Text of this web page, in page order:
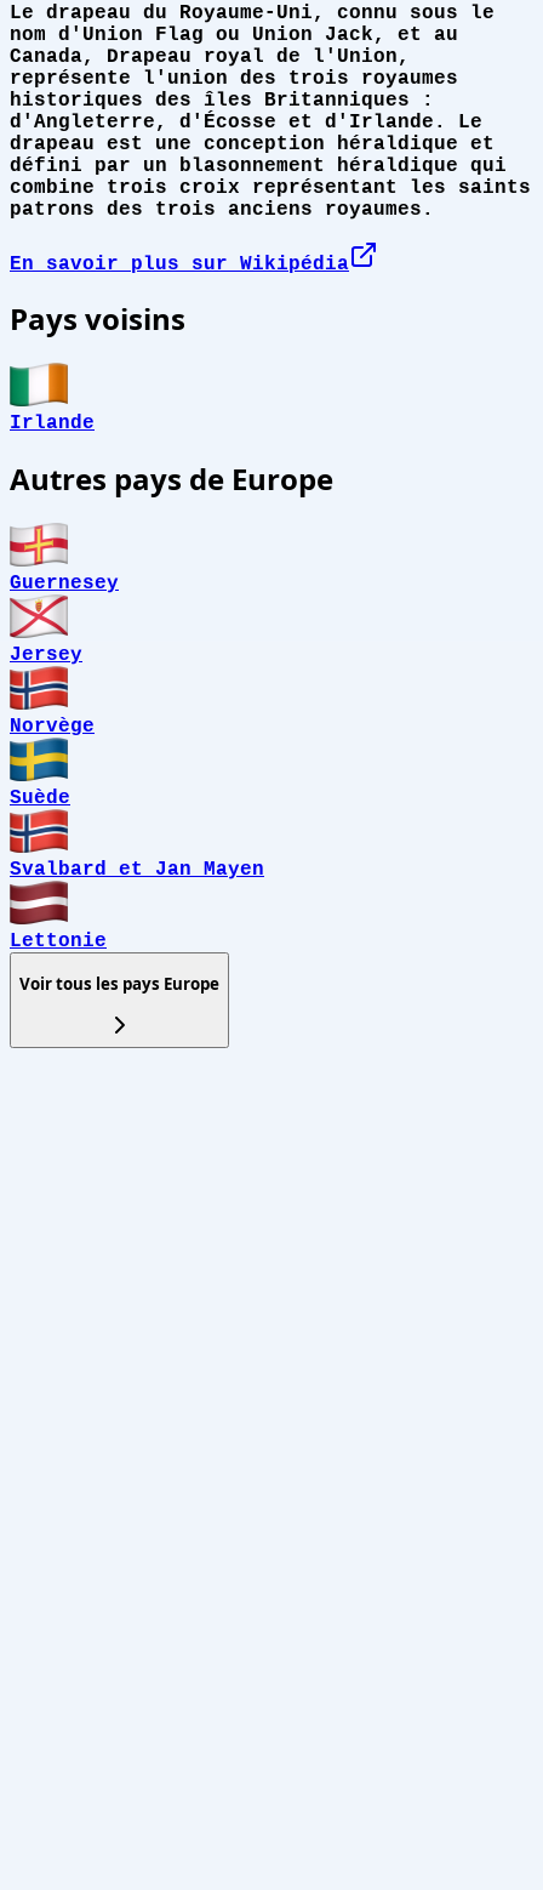
Le drapeau du Royaume-Uni, connu sous le
nom d'Union Flag ou Union Jack, et au
Canada, Drapeau royal de l'Union,
représente l'union des trois royaumes
historiques des îles Britanniques :
d'Angleterre, d'Écosse et d'Irlande. Le
drapeau est une conception héraldique et
défini par un blasonnement héraldique qui
combine trois croix représentant les saints
patrons des trois anciens royaumes.
En savoir plus sur Wikipédia
Pays voisins
Irlande
Autres pays de Europe
Guernesey
Jersey
Norvège
Suède
Svalbard et Jan Mayen
Lettonie
Voir tous les pays Europe